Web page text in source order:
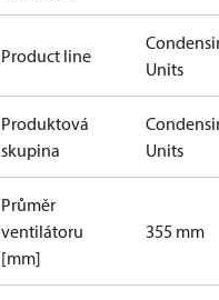
Product line
Units
Produktová
skupina
Units
Průměr
ventilátoru
[mm]
355 mm